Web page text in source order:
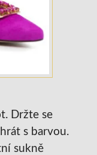
Držte se
s barvou.
sukně